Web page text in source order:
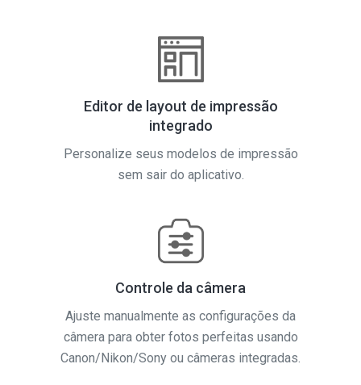
Editor de layout de impressão
integrado
Personalize seus modelos de impressão
sem sair do aplicativo.
Controle da câmera
Ajuste manualmente as configurações da
câmera para obter fotos perfeitas usando
Canon/Nikon/Sony ou câmeras integradas.